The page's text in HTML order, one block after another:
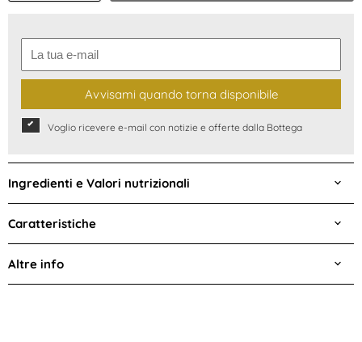
Avvisami quando torna disponibile
Voglio ricevere e-mail con notizie e offerte dalla Bottega
Ingredienti e Valori nutrizionali
Caratteristiche
Altre info